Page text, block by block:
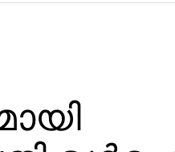
അനിശ്ചിതത്വം
യുഎസ് പ്രസിഡന്റ്
മേഖലയെ
മുല്യം ഇടിയാന്‍